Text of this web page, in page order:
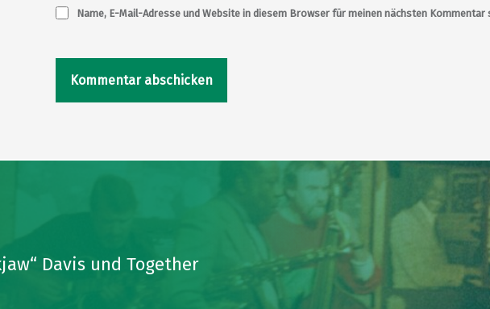
Name, E-Mail-Adresse und Website in diesem Browser für meinen nächsten Kommentar
Davis und Together